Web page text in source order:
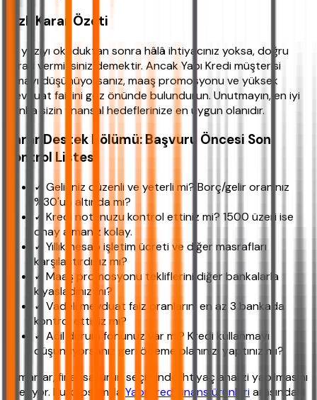
Hızlı Karar Özeti
Bu yazıyı okuduktan sonra hâlâ ihtiyacınız yoksa, doğru
kararı vermişsiniz demektir. Ancak Yapı Kredi müşterisi
olmayı düşünüyorsanız, maaş promosyonu ve yüksek
mevduat faizini göz önünde bulundurun. Unutmayın, en iyi
banka sizin finansal hedeflerinize en uygun olanıdır.
Karar Destek Bölümü: Başvuru Öncesi Son
Kontrol Listesi
✓ Geliriniz düzenli ve yeterli mi? Borç/gelir oranınız
%30'un altında mı?
✓ Kredi notunuzu kontrol ettiniz mi? 1500 üzeri ise
onay almanız kolay.
✓ Yıllık hesap işletim ücreti ve diğer masrafları
karşılaştırdınız mı?
✓ Maaş promosyonu tekliflerini diğer bankalarla
kıyasladınız mı?
✓ Vadeli mevduat faiz oranlarını en az 3 bankada
kontrol ettiniz mi?
✓ Acil durum fonunuz var mı? Kredi kullanmayı
düşünüyorsanız geri ödeme planınızı yaptınız mı?
Uzmanlar, finansal ürün seçiminde ihtiyaç analizi yapılmasını
öneriyor. Bu kapsamda Yapı Kredi finans ürünleriarasındaki